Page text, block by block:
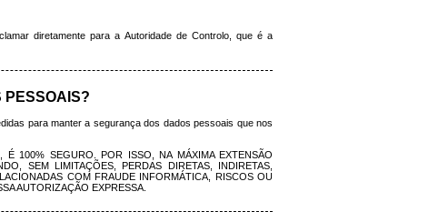
diretamente para a Autoridade de Controlo, que é a
PESSOAIS?
para manter a segurança dos dados pessoais que nos
100% SEGURO. POR ISSO, NA MÁXIMA EXTENSÃO
SEM LIMITAÇÕES, PERDAS DIRETAS, INDIRETAS,
COM FRAUDE INFORMÁTICA, RISCOS OU
AUTORIZAÇÃO EXPRESSA.